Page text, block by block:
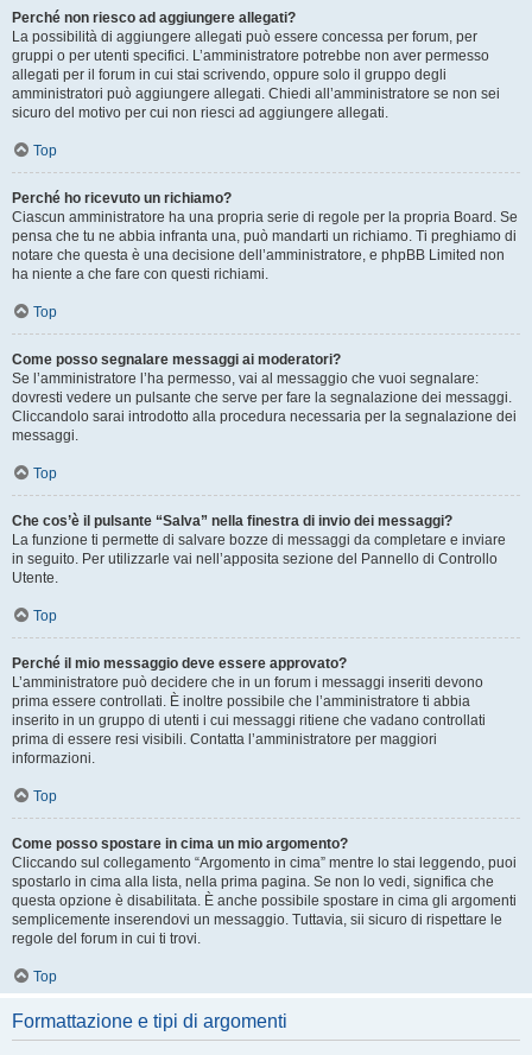
Perché non riesco ad aggiungere allegati?
La possibilità di aggiungere allegati può essere concessa per forum, per
gruppi o per utenti specifici. L’amministratore potrebbe non aver permesso
allegati per il forum in cui stai scrivendo, oppure solo il gruppo degli
amministratori può aggiungere allegati. Chiedi all’amministratore se non sei
sicuro del motivo per cui non riesci ad aggiungere allegati.
Top
Perché ho ricevuto un richiamo?
Ciascun amministratore ha una propria serie di regole per la propria Board. Se
pensa che tu ne abbia infranta una, può mandarti un richiamo. Ti preghiamo di
notare che questa è una decisione dell’amministratore, e phpBB Limited non
ha niente a che fare con questi richiami.
Top
Come posso segnalare messaggi ai moderatori?
Se l’amministratore l’ha permesso, vai al messaggio che vuoi segnalare:
dovresti vedere un pulsante che serve per fare la segnalazione dei messaggi.
Cliccandolo sarai introdotto alla procedura necessaria per la segnalazione dei
messaggi.
Top
Che cos’è il pulsante “Salva” nella finestra di invio dei messaggi?
La funzione ti permette di salvare bozze di messaggi da completare e inviare
in seguito. Per utilizzarle vai nell’apposita sezione del Pannello di Controllo
Utente.
Top
Perché il mio messaggio deve essere approvato?
L’amministratore può decidere che in un forum i messaggi inseriti devono
prima essere controllati. È inoltre possibile che l’amministratore ti abbia
inserito in un gruppo di utenti i cui messaggi ritiene che vadano controllati
prima di essere resi visibili. Contatta l’amministratore per maggiori
informazioni.
Top
Come posso spostare in cima un mio argomento?
Cliccando sul collegamento “Argomento in cima” mentre lo stai leggendo, puoi
spostarlo in cima alla lista, nella prima pagina. Se non lo vedi, significa che
questa opzione è disabilitata. È anche possibile spostare in cima gli argomenti
semplicemente inserendovi un messaggio. Tuttavia, sii sicuro di rispettare le
regole del forum in cui ti trovi.
Top
Formattazione e tipi di argomenti